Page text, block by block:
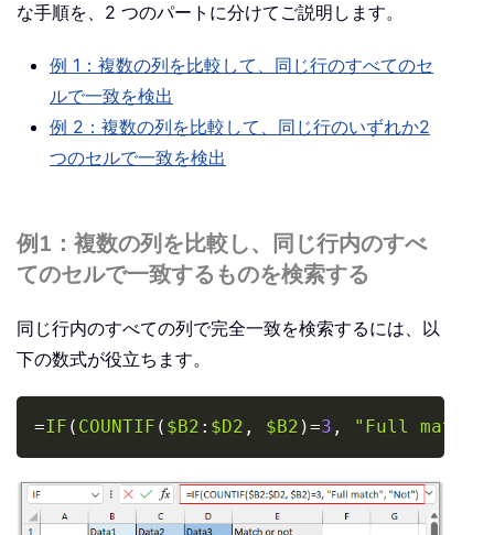
な手順を、2 つのパートに分けてご説明します。
例 1：複数の列を比較して、同じ行のすべてのセ
ルで一致を検出
例 2：複数の列を比較して、同じ行のいずれか2
つのセルで一致を検出
例1：複数の列を比較し、同じ行内のすべ
てのセルで一致するものを検索する
同じ行内のすべての列で完全一致を検索するには、以
下の数式が役立ちます。
=IF ( COUNTIF ( $B2 : $D2 , $B2 )=3 , "Full match"
Copy